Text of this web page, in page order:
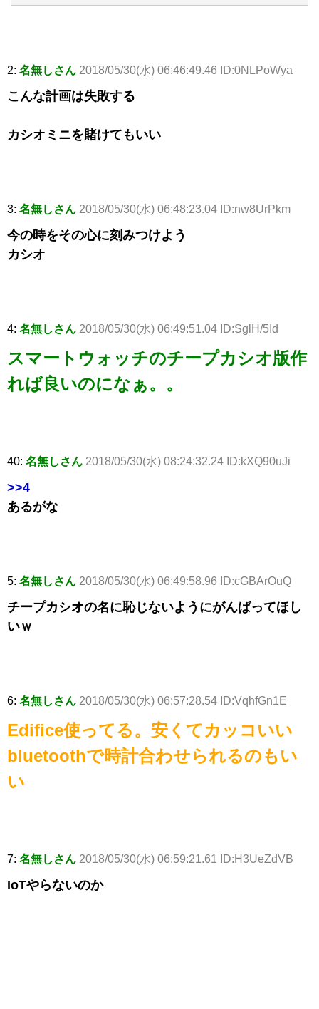
2: 名無しさん 2018/05/30(水) 06:46:49.46 ID:0NLPoWya
こんな計画は失敗する
カシオミニを賭けてもいい
3: 名無しさん 2018/05/30(水) 06:48:23.04 ID:nw8UrPkm
今の時をその心に刻みつけよう
カシオ
4: 名無しさん 2018/05/30(水) 06:49:51.04 ID:SglH/5Id
スマートウォッチのチープカシオ版作
れば良いのになぁ。。
40: 名無しさん 2018/05/30(水) 08:24:32.24 ID:kXQ90uJi
>>4
あるがな
5: 名無しさん 2018/05/30(水) 06:49:58.96 ID:cGBArOuQ
チープカシオの名に恥じないようにがんばってほし
いｗ
6: 名無しさん 2018/05/30(水) 06:57:28.54 ID:VqhfGn1E
Edifice使ってる。安くてカッコいい
bluetoothで時計合わせられるのもい
い
7: 名無しさん 2018/05/30(水) 06:59:21.61 ID:H3UeZdVB
IoTやらないのか